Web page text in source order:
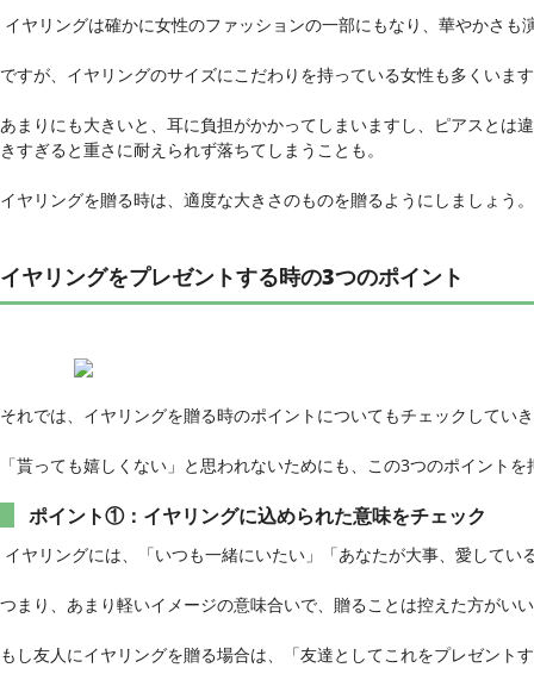
イヤリングは確かに女性のファッションの一部にもなり、華やかさも
ですが、イヤリングのサイズにこだわりを持っている女性も多くいま
あまりにも大きいと、耳に負担がかかってしまいますし、ピアスとは
きすぎると重さに耐えられず落ちてしまうことも。
イヤリングを贈る時は、適度な大きさのものを贈るようにしましょう。
イヤリングをプレゼントする時の3つのポイント
それでは、イヤリングを贈る時のポイントについてもチェックしてい
「貰っても嬉しくない」と思われないためにも、この3つのポイント
ポイント①：イヤリングに込められた意味をチェック
イヤリングには、「いつも一緒にいたい」「あなたが大事、愛してい
つまり、あまり軽いイメージの意味合いで、贈ることは控えた方がい
もし友人にイヤリングを贈る場合は、「友達としてこれをプレゼント